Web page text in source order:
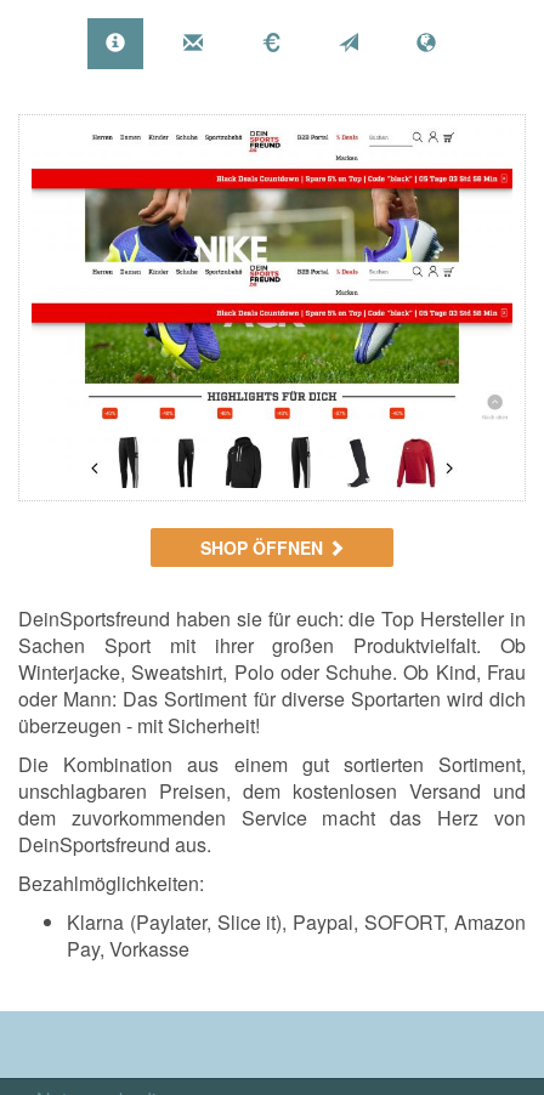
SHOP ÖFFNEN
DeinSportsfreund haben sie für euch: die Top Hersteller in
Sachen Sport mit ihrer großen Produktvielfalt. Ob
Winterjacke, Sweatshirt, Polo oder Schuhe. Ob Kind, Frau
oder Mann: Das Sortiment für diverse Sportarten wird dich
überzeugen - mit Sicherheit!
Die Kombination aus einem gut sortierten Sortiment,
unschlagbaren Preisen, dem kostenlosen Versand und
dem zuvorkommenden Service macht das Herz von
DeinSportsfreund aus.
Bezahlmöglichkeiten:
Klarna (Paylater, Slice it), Paypal, SOFORT, Amazon
Pay, Vorkasse